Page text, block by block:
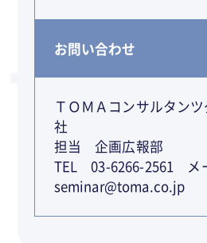
お問い合わせ
ＴＯＭＡコンサルタン
社
担当 企画広報部
TEL 03-6266-2561 メ
seminar@toma.co.jp